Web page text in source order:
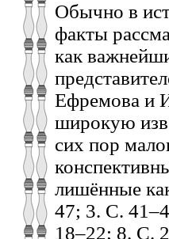
Обычно в
факты
как
Ефремова и
широкую
сих пор
лишённые
47; 3. С.
18–22; 8. С.